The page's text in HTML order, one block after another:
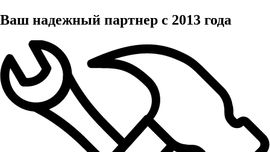
Ваш надежный партнер с 2013 года